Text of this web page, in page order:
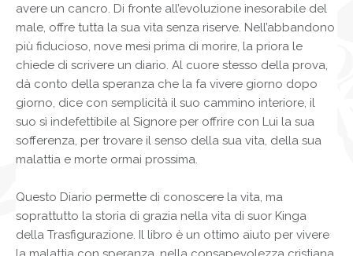
avere un cancro. Di fronte all’evoluzione inesorabile del
male, offre tutta la sua vita senza riserve. Nell’abbandono
più fiducioso, nove mesi prima di morire, la priora le
chiede di scrivere un diario. Al cuore stesso della prova,
dà conto della speranza che la fa vivere giorno dopo
giorno, dice con semplicità il suo cammino interiore, il
suo sì indefettibile al Signore per offrire con Lui la sua
sofferenza, per trovare il senso della sua vita, della sua
malattia e morte ormai prossima.
Questo Diario permette di conoscere la vita, ma
soprattutto la storia di grazia nella vita di suor Kinga
della Trasfigurazione. Il libro è un ottimo aiuto per vivere